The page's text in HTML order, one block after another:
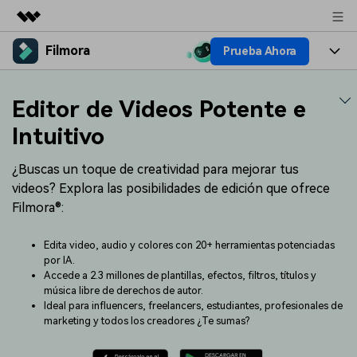
Productos destacados
Utilidades
Soluciones
Quiénes somos
Sala de prensa
Tienda
Soporte
Filmora Prueba Ahora
Plataformas
Recursos creativos
IA
Video e imagen
Audio
Soluciones
Filmora para
Creación
Recursos
Ideas para editar
Adquiere conocimientos
fundamentales de edición de
video
Efectos especiales DIY
Descubre cómo crear un
efecto especial
Ayuda
Contáctanos Empresas
sencilla para empresas
Precios Iniciar sesión
Editor de Videos Potente e
Intuitivo
¿Buscas un toque de creatividad para mejorar tus
videos? Explora las posibilidades de edición que ofrece
Filmora®:
Edita video, audio y colores con 20+ herramientas potenciadas
por IA.
Accede a 2.3 millones de plantillas, efectos, filtros, títulos y
música libre de derechos de autor.
Ideal para influencers, freelancers, estudiantes, profesionales de
marketing y todos los creadores ¿Te sumas?